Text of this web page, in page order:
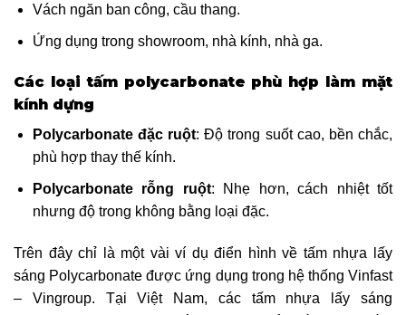
Vách ngăn ban công, cầu thang.
Ứng dụng trong showroom, nhà kính, nhà ga.
Các loại tấm polycarbonate phù hợp làm mặt
kính dựng
Polycarbonate đặc ruột: Độ trong suốt cao, bền chắc,
phù hợp thay thế kính.
Polycarbonate rỗng ruột: Nhẹ hơn, cách nhiệt tốt
nhưng độ trong không bằng loại đặc.
Trên đây chỉ là một vài ví dụ điển hình về tấm nhựa lấy
sáng Polycarbonate được ứng dụng trong hệ thống Vinfast
– Vingroup. Tại Việt Nam, các tấm nhựa lấy sáng